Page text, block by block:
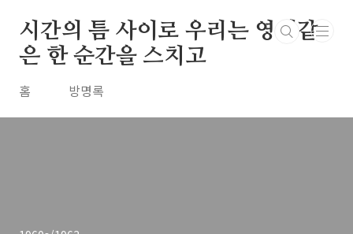
시간의 틈 사이로 우리는 영원같
은 한 순간을 스치고
홈 방명록